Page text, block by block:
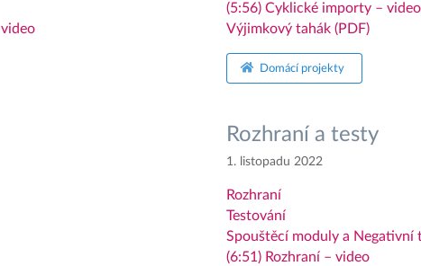
(5:56) Cyklické importy – video
Výjimkový tahák (PDF)
Domácí projekty
Rozhraní a testy
1. listopadu 2022
Rozhraní
Testování
Spouštěcí moduly a Negativní
(6:51) Rozhraní – video